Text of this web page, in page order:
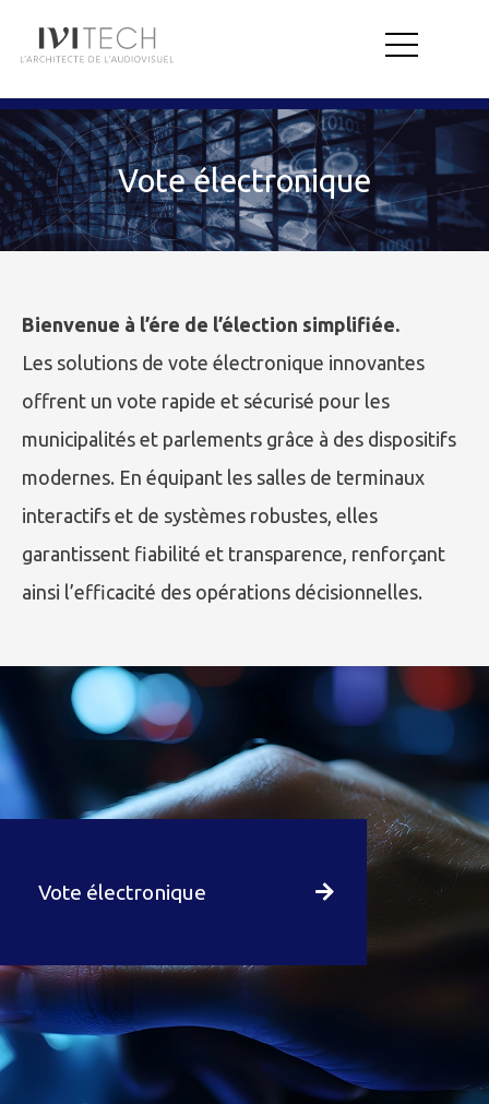
Vote électronique
Bienvenue à l’ére de l’élection simplifiée.
Les solutions de vote électronique innovantes
offrent un vote rapide et sécurisé pour les
municipalités et parlements grâce à des dispositifs
modernes. En équipant les salles de terminaux
interactifs et de systèmes robustes, elles
garantissent fiabilité et transparence, renforçant
ainsi l’efficacité des opérations décisionnelles.
Vote électronique